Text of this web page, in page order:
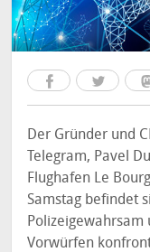
Der Gründer und
Telegram, Pavel
Flughafen Le
Samstag befindet
Polizeigewahrsam
Vorwürfen